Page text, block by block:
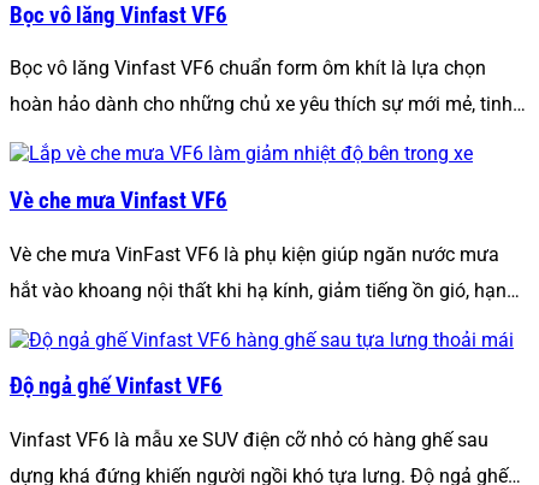
Bọc vô lăng Vinfast VF6
Bọc vô lăng Vinfast VF6 chuẩn form ôm khít là lựa chọn
hoàn hảo dành cho những chủ xe yêu thích sự mới mẻ, tinh…
Vè che mưa Vinfast VF6
Vè che mưa VinFast VF6 là phụ kiện giúp ngăn nước mưa
hắt vào khoang nội thất khi hạ kính, giảm tiếng ồn gió, hạn…
Độ ngả ghế Vinfast VF6
Vinfast VF6 là mẫu xe SUV điện cỡ nhỏ có hàng ghế sau
dựng khá đứng khiến người ngồi khó tựa lưng. Độ ngả ghế…